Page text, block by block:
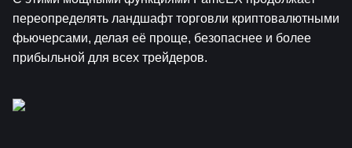
переопределять ландшафт торговли криптовалютными
фьючерсами, делая её проще, безопаснее и более
прибыльной для всех трейдеров.